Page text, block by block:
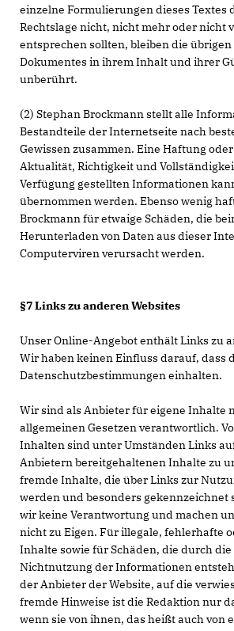
einzelne Formulierungen dieses Textes
Rechtslage nicht, nicht mehr oder nicht
entsprechen sollten, bleiben die übrigen
Dokumentes in ihrem Inhalt und ihrer
unberührt.
(2) Stephan Brockmann stellt alle
Bestandteile der Internetseite nach
Gewissen zusammen. Eine Haftung
Aktualität, Richtigkeit und
Verfügung gestellten Informationen
übernommen werden. Ebenso wenig
Brockmann für etwaige Schäden, die
Herunterladen von Daten aus dieser
Computerviren verursacht werden.
§7 Links zu anderen Websites
Unser Online-Angebot enthält Links zu
Wir haben keinen Einfluss darauf, dass
Datenschutzbestimmungen einhalten.
Wir sind als Anbieter für eigene Inhalte
allgemeinen Gesetzen verantwortlich.
Inhalten sind unter Umständen Links
Anbietern bereitgehaltenen Inhalte zu
fremde Inhalte, die über Links zur
werden und besonders gekennzeichnet
wir keine Verantwortung und machen
nicht zu Eigen. Für illegale, fehlerhafte
Inhalte sowie für Schäden, die durch
Nichtnutzung der Informationen
der Anbieter der Website, auf die
fremde Hinweise ist die Redaktion nur
wenn sie von ihnen, das heißt auch von